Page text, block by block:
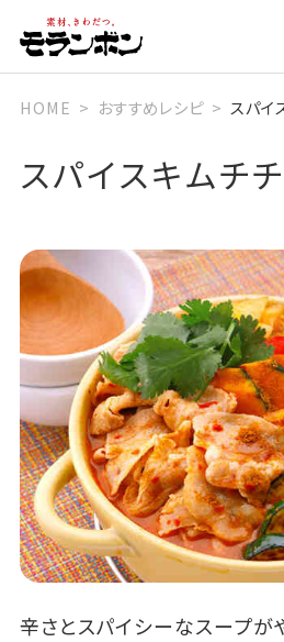
HOME おすすめレシピ スパイ
スパイスキムチ
辛さとスパイシーなスープが